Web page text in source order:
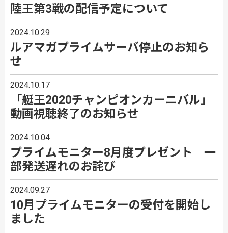
陸王第3戦の配信予定について
2024.10.29
ルアマガプライムサーバ停止のお知ら
せ
2024.10.17
「艇王2020チャンピオンカーニバル」
動画視聴終了のお知らせ
2024.10.04
プライムモニター8月度プレゼント 一
部発送遅れのお詫び
2024.09.27
10月プライムモニターの受付を開始し
ました